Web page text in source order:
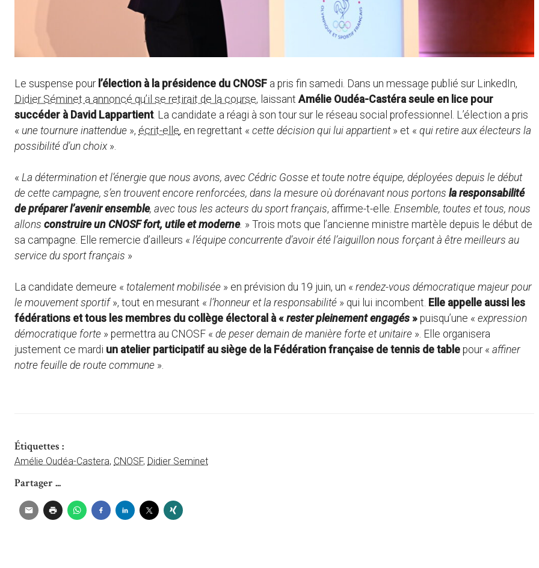
Le suspense pourl’élection à la présidence du CNOSF a pris fin samedi. Dans un message publié sur LinkedIn,
Didier Séminet a annoncé qu’il se retirait de la course, laissant Amélie Oudéa-Castéra seule en lice pour
succéder à David Lappartient. La candidate a réagi à son tour sur le réseau social professionnel. L’élection a pris
« une tournure inattendue », écrit-elle, en regrettant « cette décision qui lui appartient» et « qui retire aux électeurs la
possibilité d’un choix».
« La détermination et l’énergie que nous avons, avec Cédric Gosse et toute notre équipe, déployées depuis le début
de cette campagne, s’en trouvent encore renforcées, dans la mesure où dorénavant nous portons la responsabilité
de préparer l’avenir ensemble, avec tous les acteurs du sport français, affirme-t-elle. Ensemble, toutes et tous, nous
allons construire un CNOSF fort, utile et moderne. » Trois mots que l’ancienne ministre martèle depuis le début de
sa campagne. Elle remercie d’ailleurs « l’équipe concurrente d’avoir été l’aiguillon nous forçant à être meilleurs au
service du sport français »
La candidate demeure « totalement mobilisée » en prévision du 19 juin, un « rendez-vous démocratique majeur pour
le mouvement sportif », tout en mesurant « l’honneur et la responsabilité » qui lui incombent. Elle appelle aussi les
fédérations et tous les membres du collège électoral à « rester pleinement engagés » puisqu’une « expression
démocratique forte » permettra au CNOSF « de peser demain de manière forte et unitaire ». Elle organisera
justement ce mardi un atelier participatif au siège de la Fédération française de tennis de table pour « affiner
notre feuille de route commune ».
Étiquettes :
Amélie Oudéa-Castera, CNOSF, Didier Seminet
Partager ...